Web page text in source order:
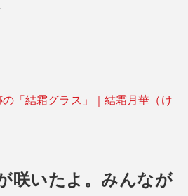
の「結霜グラス」｜結霜月華（け
咲いたよ。みんなが